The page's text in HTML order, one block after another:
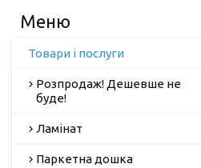
Товари і послуги
Розпродаж! Дешевше не
буде!
Ламінат
Паркетна дошка